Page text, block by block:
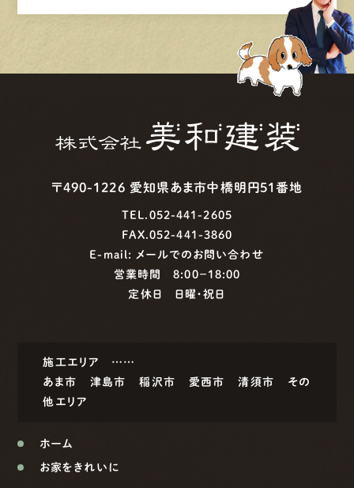
〒490-1226 愛知県あま市中橋明円51番地
TEL.052-441-2605
FAX.052-441-3860
E-mail: メールでのお問い合わせ
営業時間 8:00−18:00
定休日 日曜・祝日
施工エリア ……
あま市
津島市 稲沢市 愛西市 清須市
その
他エリア
ホーム
お家をきれいに